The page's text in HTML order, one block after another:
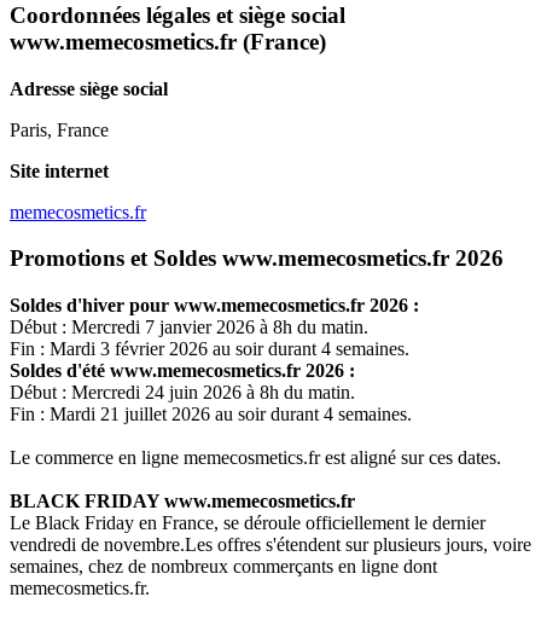
Coordonnées légales et siège social
www.memecosmetics.fr (France)
Adresse siège social
Paris, France
Site internet
memecosmetics.fr
Promotions et Soldes www.memecosmetics.fr 2026
Soldes d'hiver pour www.memecosmetics.fr 2026 :
Début : Mercredi 7 janvier 2026 à 8h du matin.
Fin : Mardi 3 février 2026 au soir durant 4 semaines.
Soldes d'été www.memecosmetics.fr 2026 :
Début : Mercredi 24 juin 2026 à 8h du matin.
Fin : Mardi 21 juillet 2026 au soir durant 4 semaines.
Le commerce en ligne memecosmetics.frest aligné sur ces dates.
BLACK FRIDAYwww.memecosmetics.fr
Le Black Friday en France, se déroule officiellement le dernier
vendredi de novembre.Les offres s'étendent sur plusieurs jours, voire
semaines, chez de nombreux commerçants en ligne dont
memecosmetics.fr.